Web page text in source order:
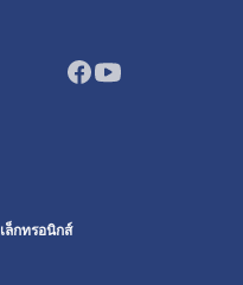
ล็กทรอนิกส์